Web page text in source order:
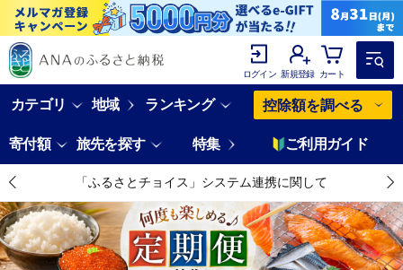
ログイン 新規登録 カート
カテゴリ 地域 ランキング 控除額を調べる
寄付額 旅先を探す 特集 ご利用ガイド
「ふるさとチョイス」システム連携に関して